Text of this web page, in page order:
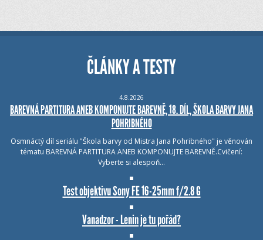
ČLÁNKY A TESTY
4.8.2026
BAREVNÁ PARTITURA ANEB KOMPONUJTE BAREVNĚ, 18. DÍL, ŠKOLA BARVY JANA
POHRIBNÉHO
Osmnáctý díl seriálu "Škola barvy od Mistra Jana Pohribného" je věnován
tématu BAREVNÁ PARTITURA ANEB KOMPONUJTE BAREVNĚ.Cvičení:
Vyberte si alespoň…
Test objektivu Sony FE 16-25mm f/2.8 G
Vanadzor - Lenin je tu pořád?